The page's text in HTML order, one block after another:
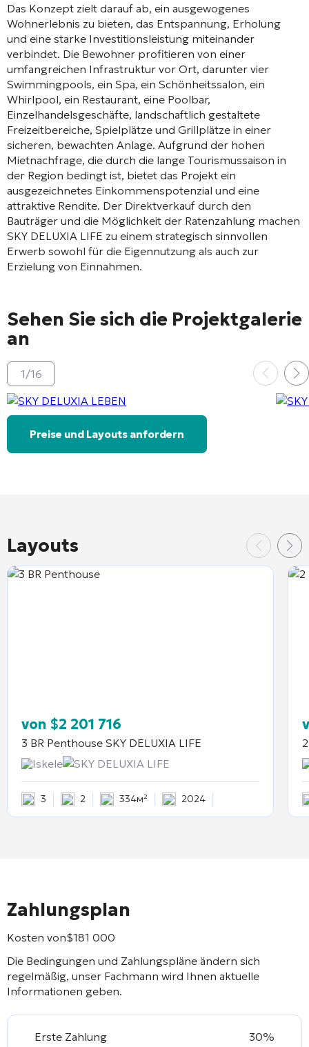
Das Konzept zielt darauf ab, ein ausgewogenes
Wohnerlebnis zu bieten, das Entspannung, Erholung
und eine starke Investitionsleistung miteinander
verbindet. Die Bewohner profitieren von einer
umfangreichen Infrastruktur vor Ort, darunter vier
Swimmingpools, ein Spa, ein Schönheitssalon, ein
Whirlpool, ein Restaurant, eine Poolbar,
Einzelhandelsgeschäfte, landschaftlich gestaltete
Freizeitbereiche, Spielplätze und Grillplätze in einer
sicheren, bewachten Anlage. Aufgrund der hohen
Mietnachfrage, die durch die lange Tourismussaison in
der Region bedingt ist, bietet das Projekt ein
ausgezeichnetes Einkommenspotenzial und eine
attraktive Rendite. Der Direktverkauf durch den
Bauträger und die Möglichkeit der Ratenzahlung machen
SKY DELUXIA LIFE zu einem strategisch sinnvollen
Erwerb sowohl für die Eigennutzung als auch zur
Erzielung von Einnahmen.
Sehen Sie sich die Projektgalerie
an
1/16
Preise und Layouts anfordern
Layouts
von $2 201 716
3 BR Penthouse SKY DELUXIA LIFE
Iskele
SKY DELUXIA LIFE
3 2 334м² 2024
Zahlungsplan
Kosten von$181 000
Die Bedingungen und Zahlungspläne ändern sich
regelmäßig, unser Fachmann wird Ihnen aktuelle
Informationen geben.
Erste Zahlung 30%